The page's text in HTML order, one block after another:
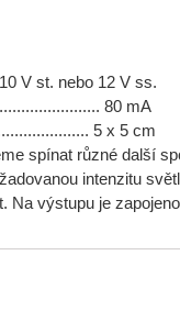
V st. nebo 12 V ss.
80 mA
5 x 5 cm
spínat různé další
intenzitu
Na výstupu je